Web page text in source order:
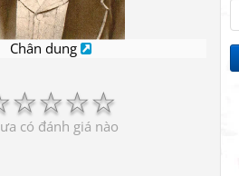
Chân dung
☆
☆
☆
☆
có đánh giá nào